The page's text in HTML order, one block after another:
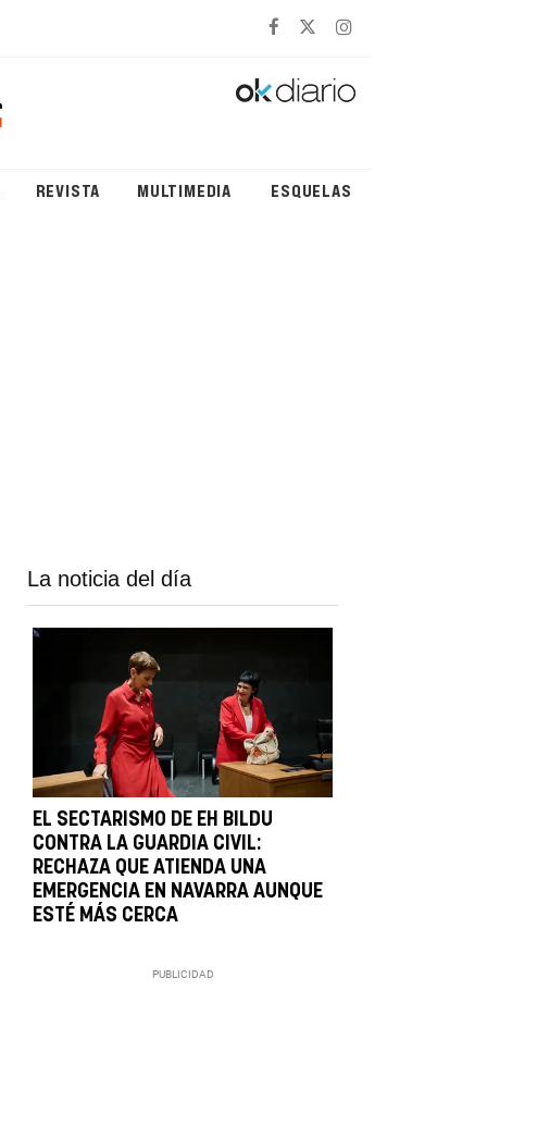
REVISTA MULTIMEDIA ESQUELAS
La noticia del día
EL SECTARISMO DE EH BILDU
CONTRA LA GUARDIA CIVIL:
RECHAZA QUE ATIENDA UNA
EMERGENCIA EN NAVARRA AUNQUE
ESTÉ MÁS CERCA